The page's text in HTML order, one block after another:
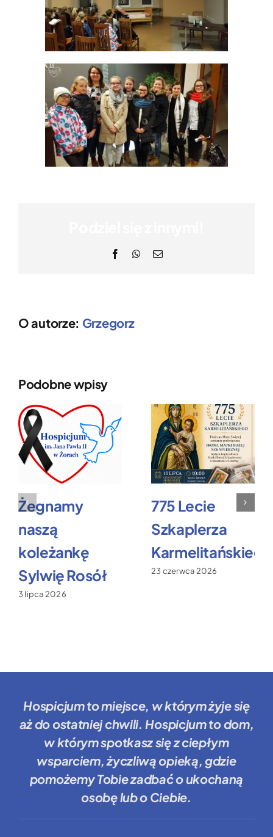
FacebookWhatsApp
Email
O autorze: Grzegorz
Podobne wpisy
Żegnamy
naszą
koleżankę
Sylwię Rosół
3 lipca 2026
775 Lecie
Szkaplerza
Karmelitańskiego
23 czerwca 2026
Hospicjum to miejsce, w którym żyje się
aż do ostatniej chwili. Hospicjum to dom,
w którym spotkasz się z ciepłym
wsparciem, życzliwą opieką, gdzie
pomożemy Tobiezadbać o ukochaną
osobę lub o Ciebie.